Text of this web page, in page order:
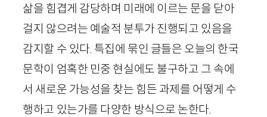
삶을 힘겹게 감당하며 미래에 이르는 문을 닫아
걸지 않으려는 예술적 분투가 진행되고 있음을
감지할 수 있다. 특집에 묶인 글들은 오늘의 한국
문학이 엄혹한 민중 현실에도 불구하고 그 속에
서 새로운 가능성을 찾는 힘든 과제를 어떻게 수
행하고 있는가를 다양한 방식으로 논한다.